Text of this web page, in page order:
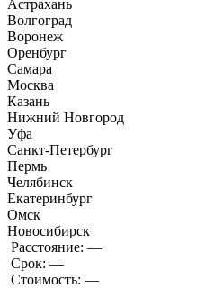
Астрахань
Волгоград
Воронеж
Оренбург
Самара
Москва
Казань
Нижний Новгород
Уфа
Санкт-Петербург
Пермь
Челябинск
Екатеринбург
Омск
Новосибирск
Расстояние: —
Срок: —
Стоимость: —